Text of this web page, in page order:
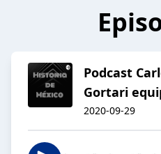
Podcast
Gortari
2020-09-29